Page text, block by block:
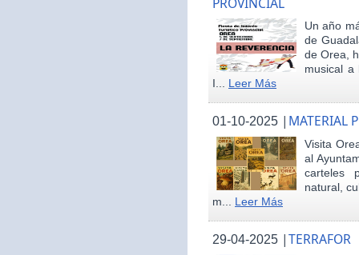
Un año
de
de Orea,
musical a
I... Leer Más
01-10-2025 | MATERIAL
Visita
al
carteles
natural,
m... Leer Más
29-04-2025 |TERRAFOR